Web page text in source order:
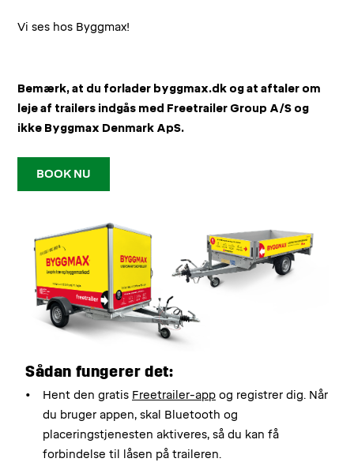
Vi ses hos Byggmax!
Bemærk, at du forlader byggmax.dk og at aftaler om
leje af trailers indgås med Freetrailer Group A/S og
ikke Byggmax Denmark ApS.
BOOK NU
Sådan fungerer det:
Hent den gratis Freetrailer-app og registrer dig. Når
du bruger appen, skal Bluetooth og
placeringstjenesten aktiveres, så du kan få
forbindelse til låsen på traileren.